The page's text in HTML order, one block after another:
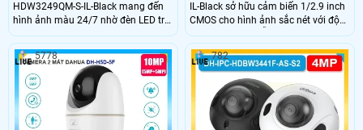
HDW3249QM-S-IL-Black mang đến
hình ảnh màu 24/7 nhờ đèn LED trợ
sáng tích hợp. Cảm biến CMOS
1/2.8 inch cho độ nét ổn định kết
hợp chuẩn nén H.265+ giúp tiết
kiệm dung lượng. Ống kính 3.6mm
quan sát rộng hỗ trợ giám sát liên
tục cả ngày lẫn đêm với hiệu quả
cao.
IL-Black sở hữu cảm biến 1/2.9 inch
CMOS cho hình ảnh sắc nét với độ
phân giải 4MP hỗ trợ WDR 120dB
giúp cân bằng ánh sáng. Kết hợp
hồng ngoại và đèn ấm tầm xa 50m.
Tích hợp micro thu âm chuẩn nén
H.265 tiết kiệm băng thông phù hợp
giám sát ngày đêm ổn định.
5778 782